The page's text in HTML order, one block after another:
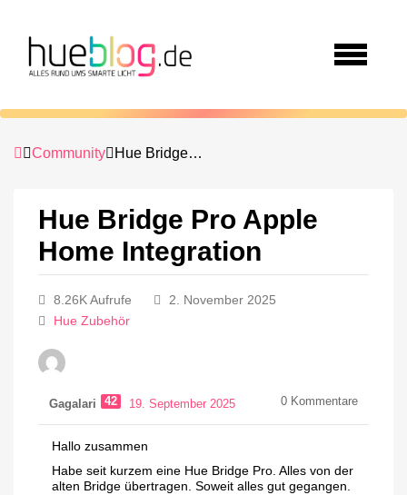
Community Hue Bridge Pro Apple Home Integration
Hue Bridge Pro Apple
Home Integration
8.26K Aufrufe
2. November 2025
Hue Zubehör
Gagalari 42 19. September 2025 0 Kommentare
Hallo zusammen
Habe seit kurzem eine Hue Bridge Pro. Alles von der
alten Bridge übertragen. Soweit alles gut gegangen.